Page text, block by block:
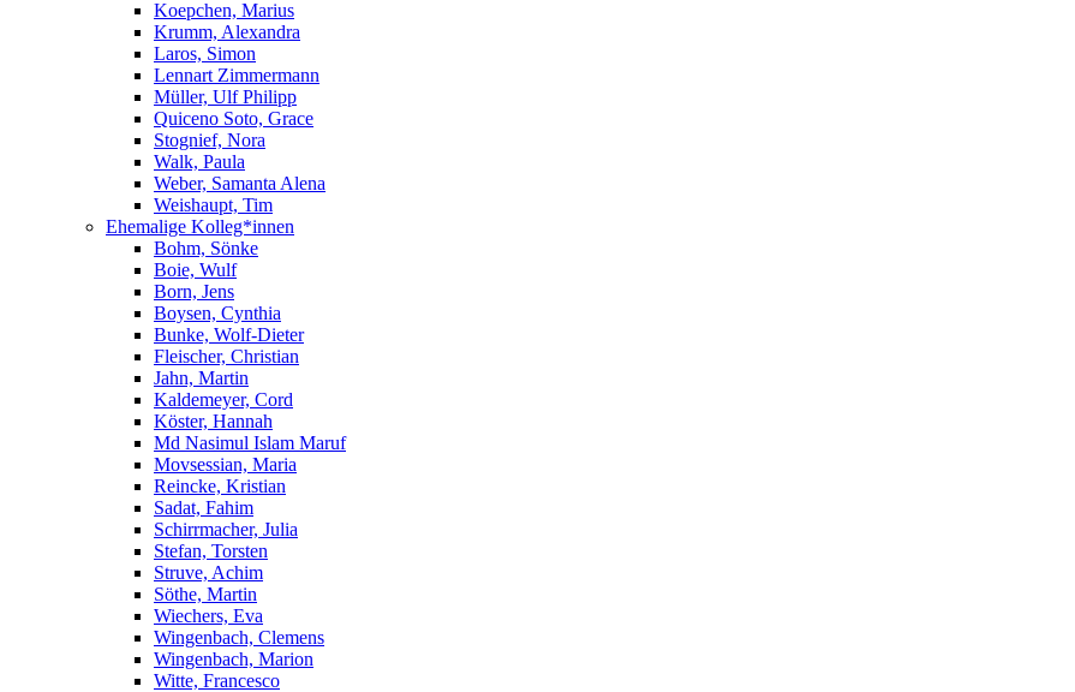
Koepchen, Marius
Krumm, Alexandra
Laros, Simon
Lennart Zimmermann
Müller, Ulf Philipp
Quiceno Soto, Grace
Stognief, Nora
Walk, Paula
Weber, Samanta Alena
Weishaupt, Tim
Ehemalige Kolleg*innen
Bohm, Sönke
Boie, Wulf
Born, Jens
Boysen, Cynthia
Bunke, Wolf-Dieter
Fleischer, Christian
Jahn, Martin
Kaldemeyer, Cord
Köster, Hannah
Md Nasimul Islam Maruf
Movsessian, Maria
Reincke, Kristian
Sadat, Fahim
Schirrmacher, Julia
Stefan, Torsten
Struve, Achim
Söthe, Martin
Wiechers, Eva
Wingenbach, Clemens
Wingenbach, Marion
Witte, Francesco